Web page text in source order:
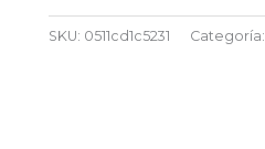
SKU: 0511cd1c5231 Categoría: